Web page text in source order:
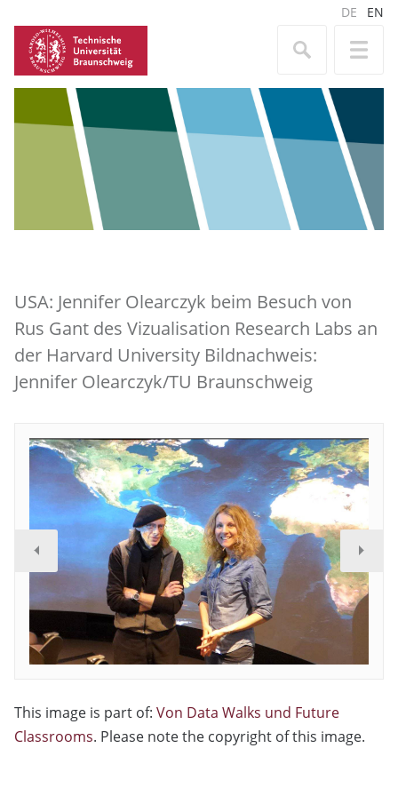
DE EN
USA: Jennifer Olearczyk beim Besuch von
Rus Gant des Vizualisation Research Labs an
der Harvard University Bildnachweis:
Jennifer Olearczyk/TU Braunschweig
This image is part of: Von Data Walks und Future
Classrooms. Please note the copyright of this image.